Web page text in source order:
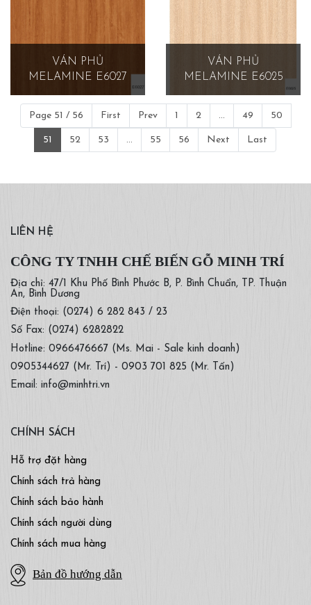
VÁN PHỦ
MELAMINE E6027
VÁN PHỦ
MELAMINE E6025
Page 51 / 56 First Prev 1 2 ... 49 50
51 52 53 ... 55 56 Next Last
LIÊN HỆ
CÔNG TY TNHH CHẾ BIẾN GỖ MINH TRÍ
Địa chỉ: 47/1 Khu Phố Bình Phước B, P. Bình Chuẩn, TP. Thuận
An, Bình Dương
Điện thoại: (0274) 6 282 843 / 23
Số Fax: (0274) 6282822
Hotline: 0966476667 (Ms. Mai - Sale kinh doanh)
0905344627 (Mr. Trí) - 0903 701 825 (Mr. Tấn)
Email: info@minhtri.vn
CHÍNH SÁCH
Hỗ trợ đặt hàng
Chính sách trả hàng
Chính sách bảo hành
Chính sách người dùng
Chính sách mua hàng
Bản đồ hướng dẫn